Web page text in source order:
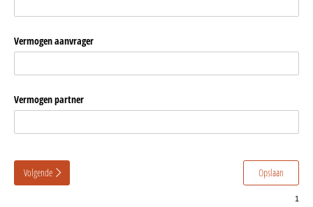
Vermogen aanvrager
Vermogen partner
Volgende Opslaan